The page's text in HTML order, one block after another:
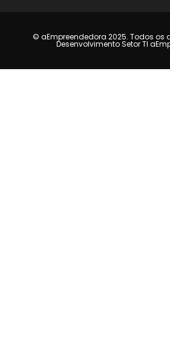
© aEmpreendedora 2025. Todos os
Desenvolvimento Setor TI